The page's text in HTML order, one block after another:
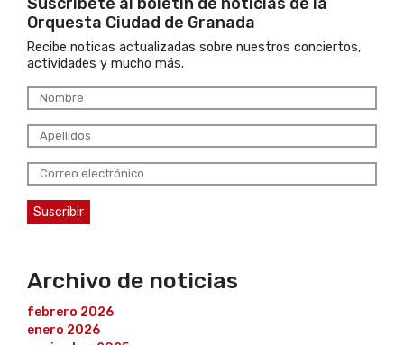
Orquesta Ciudad de Granada
Recibe noticas actualizadas sobre nuestros conciertos,
actividades y mucho más.
Archivo de noticias
febrero 2026
enero 2026